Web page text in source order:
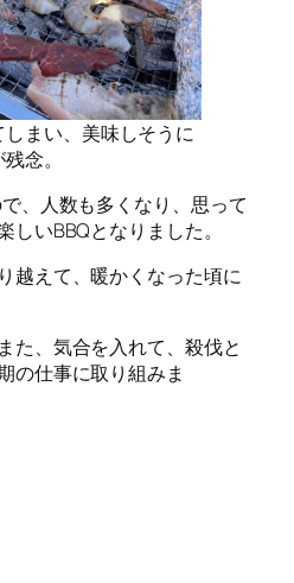
まい、美味しそうに
念。
、人数も多くなり、思って
いBBQとなりました。
越えて、暖かくなった頃に
た、気合を入れて、殺伐と
の仕事に取り組みま